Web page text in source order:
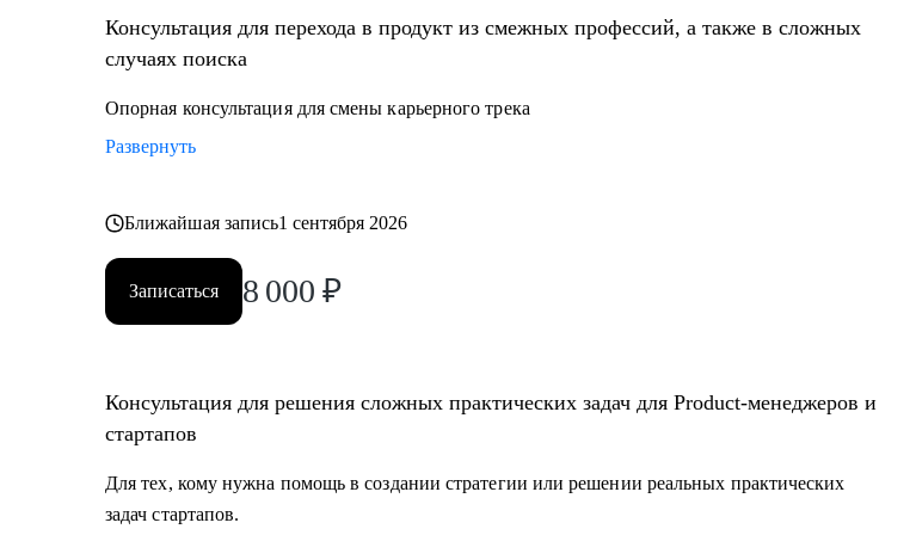
Консультация для перехода в продукт из смежныx профессий, а также в сложных
случаях поиска
Опорная консультация для смены карьерного трека
Развернуть
Ближайшая запись1 сентября 2026
Записаться 8 000 ₽
Консультация для решения сложных практических задач для Product-менеджеров и
стартапов
Для тех, кому нужна помощь в создании стратегии или решении реальных практических
задач стартапов.